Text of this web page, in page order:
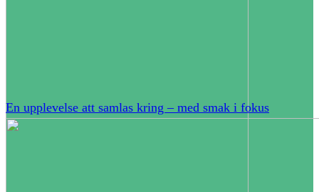
En upplevelse att samlas kring – med smak i fokus